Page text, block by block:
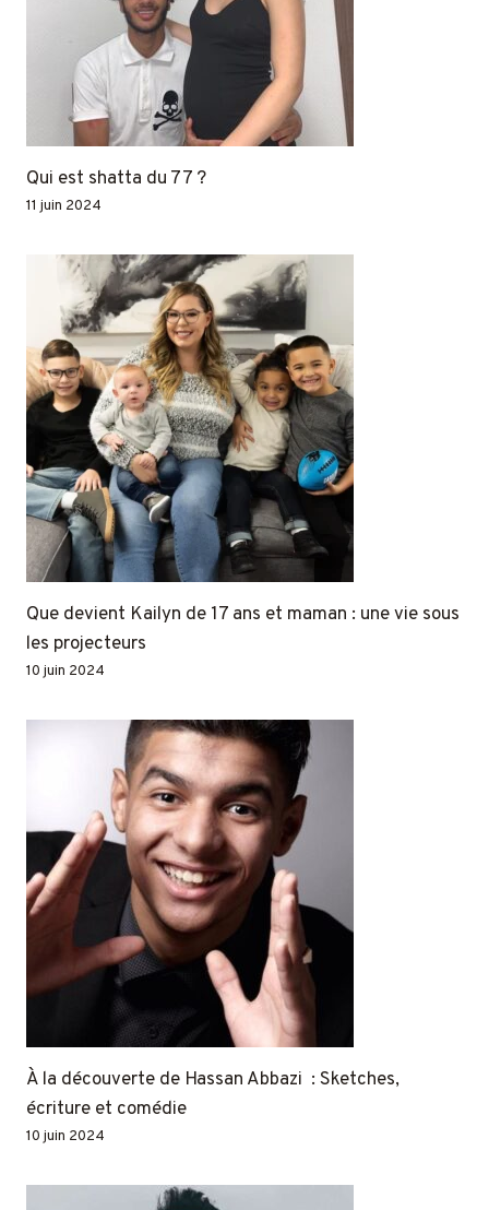
Qui est shatta du 77 ?
11 juin 2024
Que devient Kailyn de 17 ans et maman : une vie sous
les projecteurs
10 juin 2024
À la découverte de Hassan Abbazi : Sketches,
écriture et comédie
10 juin 2024